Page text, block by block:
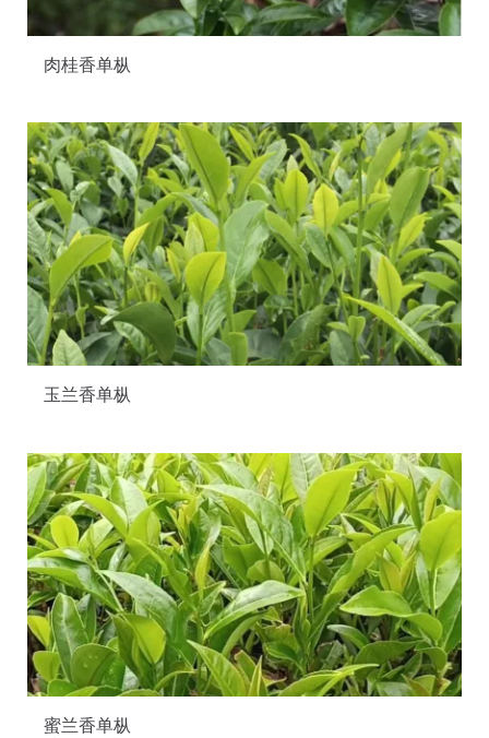
肉桂香单枞
玉兰香单枞
蜜兰香单枞